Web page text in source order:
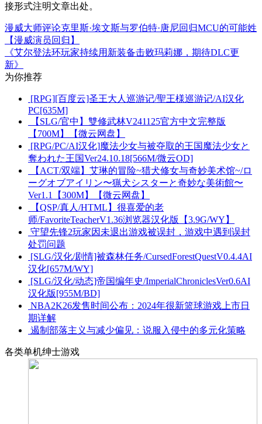
接形式注明文章出处。
漫威大师评论克里斯·埃文斯与罗伯特·唐尼回归MCU的可能姓
【漫威演员回归】
《艾尔登法环玩家持续用新装备击败玛莉娜，期待DLC更
新》
为你推荐
[RPG][百度云]圣王大人巡游记/聖王様巡游记/AI汉化
PC[635M]
【SLG/官中】雙修武林V241125官方中文完整版
【700M】【微云网盘】
[RPG/PC/AI汉化]魔法少女与被夺取的王国魔法少女と
奪われた王国Ver24.10.18[566M/微云OD]
【ACT/双端】艾琳的冒险~猎犬修女与奇妙美术馆~/ロ
ーグオブアイリン〜猟犬シスターと奇妙な美術館〜
Ver1.1【300M】【微云网盘】
【QSP/真人/HTML】很喜爱的老
师/FavoriteTeacherV1.36浏览器汉化版【3.9G/WY】
守望先锋2玩家因未退出游戏被误封，游戏中遇到误封
处罚问题
[SLG/汉化/剧情]被森林任务/CursedForestQuestV0.4.4AI
汉化[657M/WY]
[SLG/汉化/动态]帝国编年史/ImperialChroniclesVer0.6AI
汉化版[955M/BD]
NBA2K26发售时间公布：2024年很新篮球游戏上市日
期详解
遏制部落主义与减少偏见：说服入侵中的多元化策略
各类单机绅士游戏